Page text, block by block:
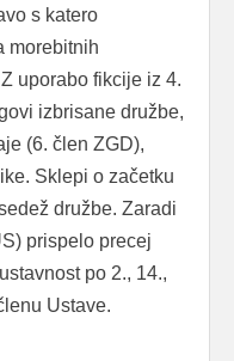
s katero
morebitnih
uporabo fikcije iz 4.
izbrisane družbe,
(6. člen ZGD),
Sklepi o začetku
družbe. Zaradi
prispelo precej
po 2., 14.,
Ustave.